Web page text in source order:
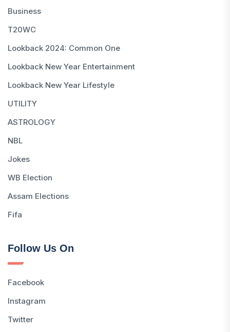
Business
T20WC
Lookback 2024: Common One
Lookback New Year Entertainment
Lookback New Year Lifestyle
UTILITY
ASTROLOGY
NBL
Jokes
WB Election
Assam Elections
Fifa
Follow Us On
Facebook
Instagram
Twitter